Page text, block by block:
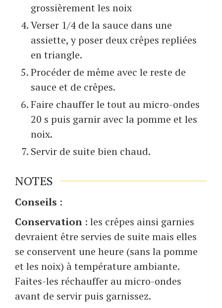
grossièrement les noix
Verser 1/4 de la sauce dans une
assiette, y poser deux crêpes repliées
en triangle.
Procéder de même avec le reste de
sauce et de crêpes.
Faire chauffer le tout au micro-ondes
20 s puis garnir avec la pomme et les
noix.
Servir de suite bien chaud.
NOTES
Conseils :
Conservation : les crêpes ainsi garnies
devraient être servies de suite mais elles
se conservent une heure (sans la pomme
et les noix) à température ambiante.
Faites-les réchauffer au micro-ondes
avant de servir puis garnissez.